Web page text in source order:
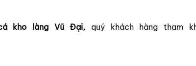
kho làng Vũ Đại, quý khách hàng tham